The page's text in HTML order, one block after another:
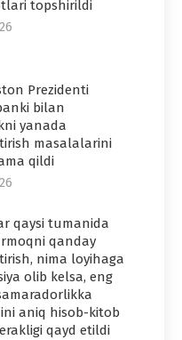
topshirildi
Prezidenti
bilan
yanada
masalalarini
qildi
qaysi tumanida
qanday
nima loyihaga
olib kelsa, eng
aniq hisob-kitob
qayd etildi